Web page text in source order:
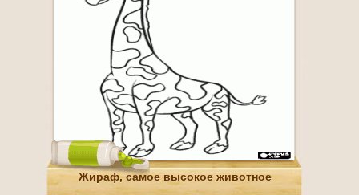
Жираф, самое высокое животное